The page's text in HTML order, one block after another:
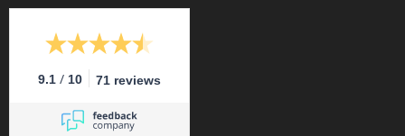
9.1 / 10 71 reviews